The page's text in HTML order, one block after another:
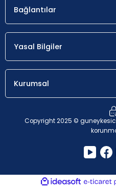
İlk seçim.
Bağlantılar
Yasal Bilgiler
Kurumsal
Copyright 2025 ©
ideasoft